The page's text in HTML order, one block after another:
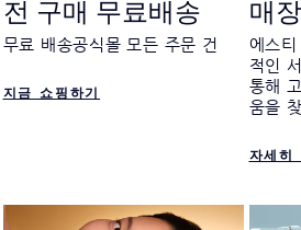
전 구매 무료배송
무료 배송공식몰 모든 주문 건
지금 쇼핑하기
매
에스
적인
통해
움을
자세히